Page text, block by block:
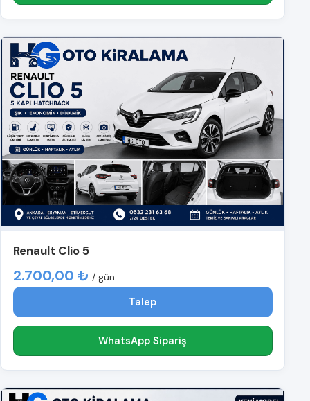
Renault Clio 5
2.700,00 ₺ / gün
Talep
WhatsApp Sipariş